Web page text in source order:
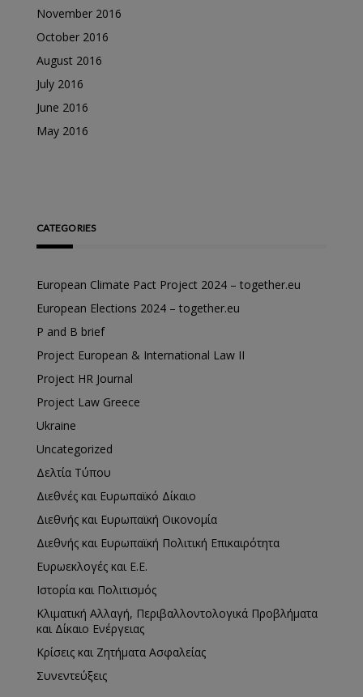
November 2016
October 2016
August 2016
July 2016
June 2016
May 2016
CATEGORIES
European Climate Pact Project 2024 – together.eu
European Elections 2024 – together.eu
P and B brief
Project European & International Law II
Project HR Journal
Project Law Greece
Ukraine
Uncategorized
Δελτία Τύπου
Διεθνές και Ευρωπαϊκό Δίκαιο
Διεθνής και Ευρωπαϊκή Οικονομία
Διεθνής και Ευρωπαϊκή Πολιτική Επικαιρότητα
Ευρωεκλογές και Ε.Ε.
Ιστορία και Πολιτισμός
Κλιματική Αλλαγή, Περιβαλλοντολογικά Προβλήματα
και Δίκαιο Ενέργειας
Κρίσεις και Ζητήματα Ασφαλείας
Συνεντεύξεις